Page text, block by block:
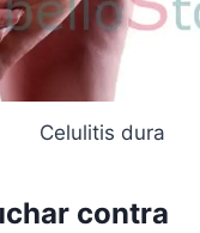
Celulitis dura
contra